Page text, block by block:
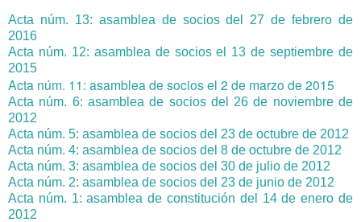
Acta núm. 13: asamblea de socios del 27 de febrero de
2016
Acta núm. 12: asamblea de socios el 13 de septiembre de
2015
Acta núm. 11: asamblea de socios el 2 de marzo de 2015
Acta núm. 6: asamblea de socios del 26 de noviembre de
2012
Acta núm. 5: asamblea de socios del 23 de octubre de 2012
Acta núm. 4: asamblea de socios del 8 de octubre de 2012
Acta núm. 3: asamblea de socios del 30 de julio de 2012
Acta núm. 2: asamblea de socios del 23 de junio de 2012
Acta núm. 1: asamblea de constitución del 14 de enero de
2012